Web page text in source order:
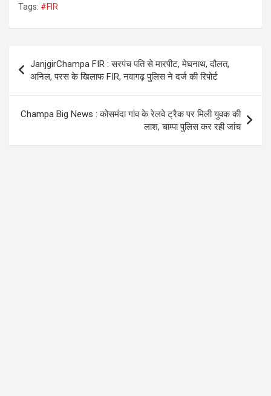
ce
o
o
k
A
p
p
a
m
Tags: #FIR
navigation
JanjgirChampa FIR : सरपंच पति से मारपीट, मेघनाथ, दौलत,
अनिल, परस के खिलाफ FIR, नवागढ़ पुलिस ने दर्ज की रिपोर्ट
Champa Big News : कोसमंदा गांव के रेलवे ट्रैक पर मिली युवक की
लाश, चाम्पा पुलिस कर रही जांच